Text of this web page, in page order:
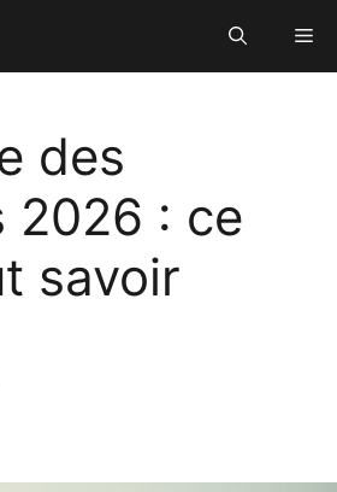
des
2026 : ce
savoir